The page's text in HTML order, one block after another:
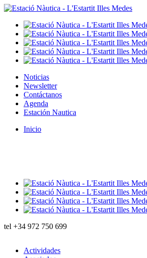
Noticias
Newsletter
Contáctanos
Agenda
Estación Nautica
Inicio
tel +34 972 750 699
Actividades